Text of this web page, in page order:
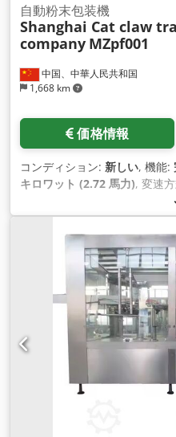
中国、中華人民共和国
1,668 km
自動粉末包装機
Shanghai Cat claw
company MZpf001
価格情報
コンディション: 新しい, 機能:
キロワット (2.72 馬力), 変速
2025, 機械／車両番号: